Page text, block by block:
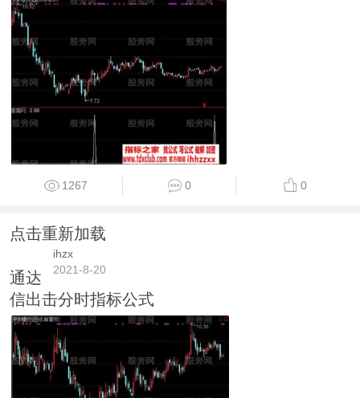
1267 0 0
点击重新加载
ihzx
2021-8-20
通达
信出击分时指标公式